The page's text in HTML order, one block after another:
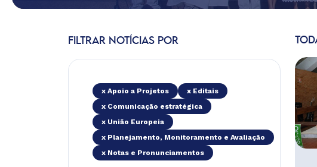
FILTRAR NOTÍCIAS POR
x Apoio a Projetos
x Editais
x Comunicação estratégica
x União Europeia
x Planejamento, Monitoramento e Avaliação
x Notas e Pronunciamentos